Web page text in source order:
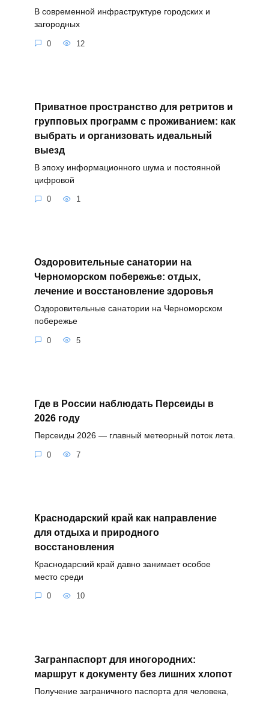
В современной инфраструктуре городских и
загородных
0 12
Приватное пространство для ретритов и
групповых программ с проживанием: как
выбрать и организовать идеальный
выезд
В эпоху информационного шума и постоянной
цифровой
0 1
Оздоровительные санатории на
Черноморском побережье: отдых,
лечение и восстановление здоровья
Оздоровительные санатории на Черноморском
побережье
0 5
Где в России наблюдать Персеиды в
2026 году
Персеиды 2026 — главный метеорный поток лета.
0 7
Краснодарский край как направление
для отдыха и природного
восстановления
Краснодарский край давно занимает особое
место среди
0 10
Загранпаспорт для иногородних:
маршрут к документу без лишних хлопот
Получение заграничного паспорта для человека,